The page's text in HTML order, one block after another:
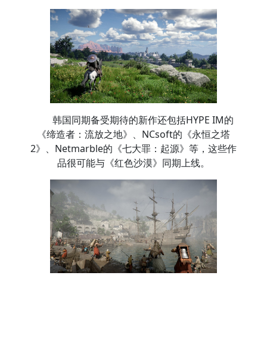
韩国同期备受期待的新作还包括HYPE IM的
《缔造者：流放之地》、NCsoft的《永恒之塔
2》、Netmarble的《七大罪：起源》等，这些作
品很可能与《红色沙漠》同期上线。